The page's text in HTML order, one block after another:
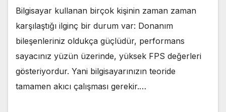
Bilgisayar kullanan birçok kişinin zaman zaman
karşılaştığı ilginç bir durum var: Donanım
bileşenleriniz oldukça güçlüdür, performans
sayacınız yüzün üzerinde, yüksek FPS değerleri
gösteriyordur. Yani bilgisayarınızın teoride
tamamen akıcı çalışması gerekir.…